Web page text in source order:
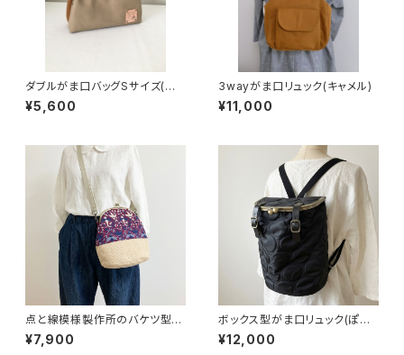
ダブルがま口バッグSサイズ(ベ
ージュ×キャメル) 持ち手別売り
¥5,600
3wayがま口リュック(キャメル)
¥11,000
点と線模様製作所のバケツ型が
ま口バッグ(S)バード/ワイン
¥7,900
ボックス型がま口リュック(ぽこ
ぽこドット/ブラック)
¥12,000